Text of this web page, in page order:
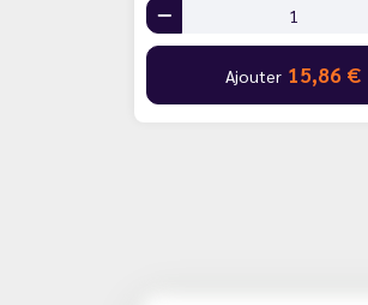
Ajouter 15,86 €